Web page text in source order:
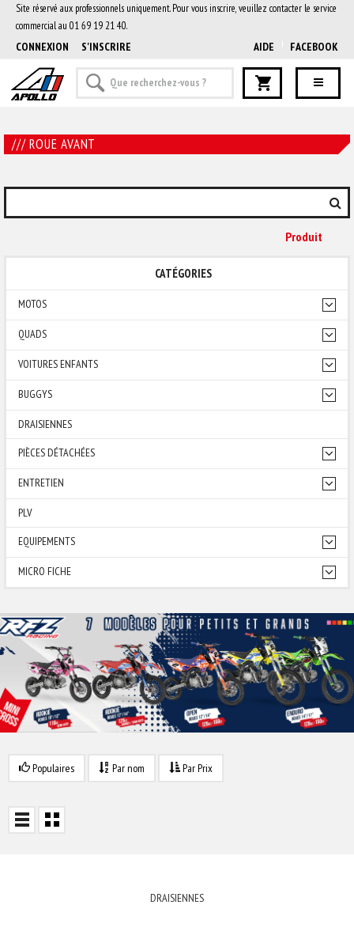
Site réservé aux professionnels uniquement. Pour vous inscrire, veuillez contacter le service
commercial au 01 69 19 21 40.
CONNEXION S'INSCRIRE AIDE FACEBOOK
/// ROUE AVANT
Produit
CATÉGORIES
MOTOS
QUADS
VOITURES ENFANTS
BUGGYS
DRAISIENNES
PIÈCES DÉTACHÉES
ENTRETIEN
PLV
EQUIPEMENTS
MICRO FICHE
Populaires Par nom Par Prix
DRAISIENNES